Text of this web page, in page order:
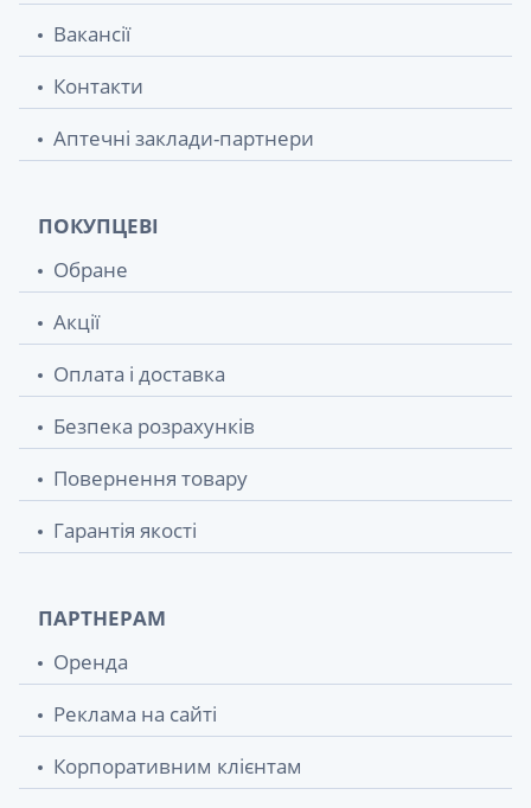
Вакансії
Контакти
Аптечні заклади-партнери
ПОКУПЦЕВІ
Обране
Акції
Оплата і доставка
Безпека розрахунків
Повернення товару
Гарантія якості
ПАРТНЕРАМ
Оренда
Реклама на сайті
Корпоративним клієнтам